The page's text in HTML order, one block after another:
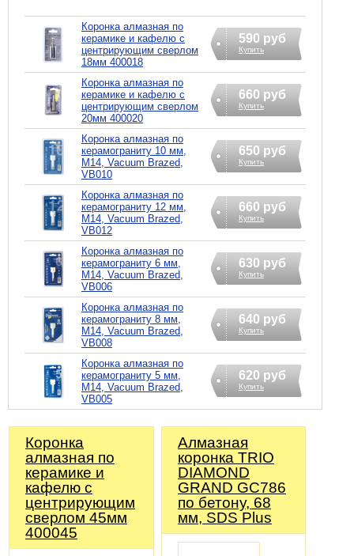
Коронка алмазная по
керамике и кафелю с
центрирующим сверлом
18мм 400018
590 руб
Купить
Коронка алмазная по
керамике и кафелю с
центрирующим сверлом
20мм 400020
660 руб
Купить
Коронка алмазная по
керамограниту 10 мм,
М14, Vacuum Brazed,
VB010
650 руб
Купить
Коронка алмазная по
керамограниту 12 мм,
М14, Vacuum Brazed,
VB012
660 руб
Купить
Коронка алмазная по
керамограниту 6 мм,
М14, Vacuum Brazed,
VB006
630 руб
Купить
Коронка алмазная по
керамограниту 8 мм,
М14, Vacuum Brazed,
VB008
640 руб
Купить
Коронка алмазная по
керамограниту 5 мм,
М14, Vacuum Brazed,
VB005
620 руб
Купить
Коронка
алмазная по
керамике и
кафелю с
центрирующим
сверлом 45мм
400045
Алмазная
коронка TRIO
DIAMOND
GRAND GC786
по бетону, 68
мм, SDS Plus